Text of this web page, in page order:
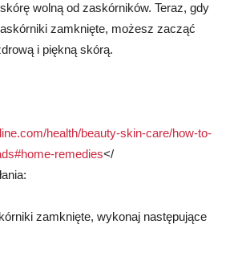
wolną od zaskórników. Teraz, gdy
zamknięte, możesz zacząć
i piękną skórą.
health/beauty-skin-care/how-to-
remedies</
zamknięte, wykonaj następujące